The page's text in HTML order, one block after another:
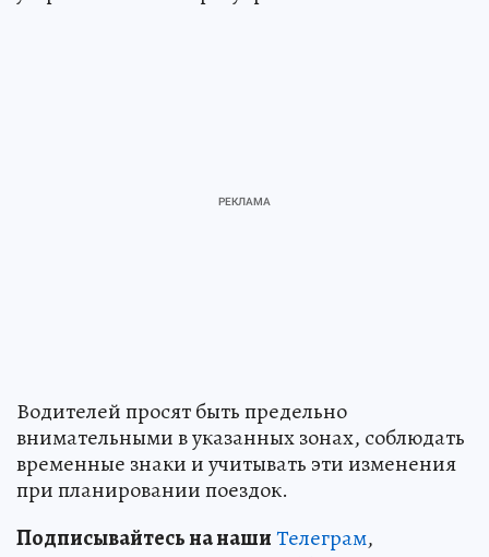
Водителей просят быть предельно
внимательными в указанных зонах, соблюдать
временные знаки и учитывать эти изменения
при планировании поездок.
Подписывайтесь на нашиТелеграм,